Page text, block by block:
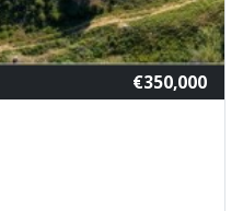
€350,000